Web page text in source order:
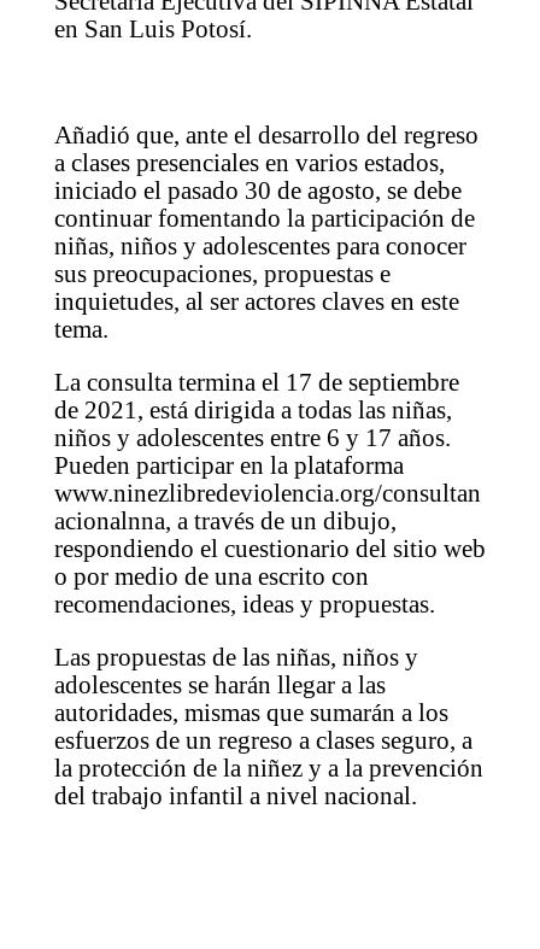
en San Luis Potosí.
Añadió que, ante el desarrollo del regreso
a clases presenciales en varios estados,
iniciado el pasado 30 de agosto, se debe
continuar fomentando la participación de
niñas, niños y adolescentes para conocer
sus preocupaciones, propuestas e
inquietudes, al ser actores claves en este
tema.
La consulta termina el 17 de septiembre
de 2021, está dirigida a todas las niñas,
niños y adolescentes entre 6 y 17 años.
Pueden participar en la plataforma
www.ninezlibredeviolencia.org/consultan
acionalnna, a través de un dibujo,
respondiendo el cuestionario del sitio web
o por medio de una escrito con
recomendaciones, ideas y propuestas.
Las propuestas de las niñas, niños y
adolescentes se harán llegar a las
autoridades, mismas que sumarán a los
esfuerzos de un regreso a clases seguro, a
la protección de la niñez y a la prevención
del trabajo infantil a nivel nacional.